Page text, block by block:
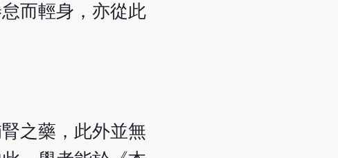
而輕身，亦從此
之藥，此外並無